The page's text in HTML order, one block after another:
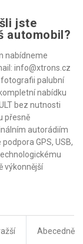
jste
automobil?
nabídneme
info@xtrons.cz
palubní
nabídku
bez nutnosti
přesně
autorádiím
GPS, USB,
výkonnější
Abecedně